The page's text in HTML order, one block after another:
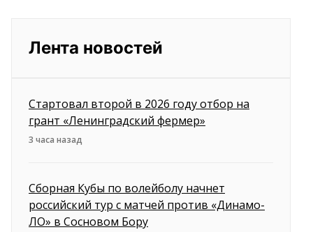
Лента новостей
Стартовал второй в 2026 году отбор на
грант «Ленинградский фермер»
3 часа назад
Сборная Кубы по волейболу начнет
российский тур с матчей против «Динамо-
ЛО» в Сосновом Бору